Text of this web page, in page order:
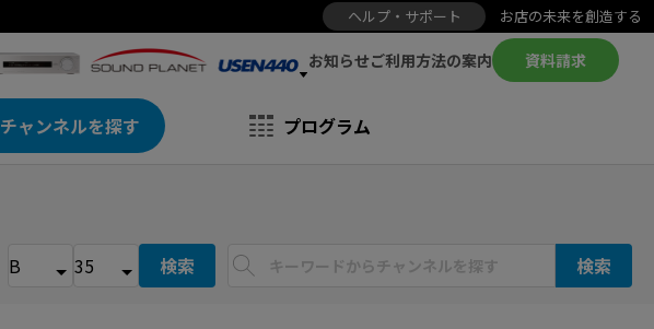
ヘルプ・サポート お店の未来を創造する
お知らせご利用方法の案内 資料請求
チャンネルを探す プログラム
検索 検索